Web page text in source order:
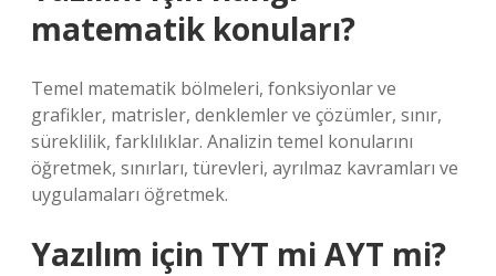
matematik konuları?
Temel matematik bölmeleri, fonksiyonlar ve
grafikler, matrisler, denklemler ve çözümler, sınır,
süreklilik, farklılıklar. Analizin temel konularını
öğretmek, sınırları, türevleri, ayrılmaz kavramları ve
uygulamaları öğretmek.
Yazılım için TYT mi AYT mi?